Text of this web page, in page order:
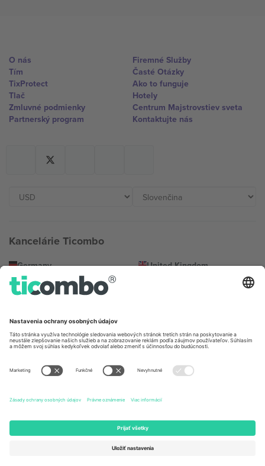
O nás
Tím
TixProtect
Tlač
Zmluvné podmienky
Partnerský program
Firemné Služby
Časté Otázky
Ako to funguje
Hotely
Centrum Majstrovstiev sveta
Kontaktujte nás
Kancelárie Ticombo
Germany
Unter den Linden 24, 10117
Berlin, Germany
United Kingdom
167 City Road, London, Greater
United States
131 Continental Dr, Suite 305,
States
Switzerland
Dorfstrasse 52a, 6390
Bulgaria
Bulgaria
United Arab Emirates
Building A1, Office 302, Dubai,
United Arab Emirates